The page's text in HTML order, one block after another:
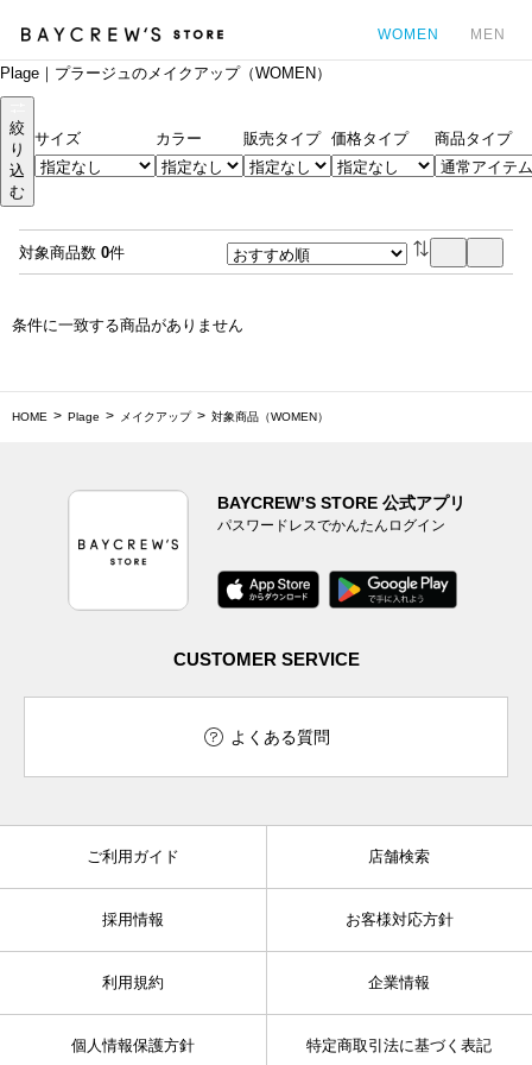
WOMEN MEN
Plage｜プラージュのメイクアップ（WOMEN）
絞
り
込
む
サイズ カラー 販売タイプ 価格タイプ 商品タイプ
対象商品数 0件
条件に一致する商品がありません
HOME Plage メイクアップ 対象商品（WOMEN）
BAYCREW’S STORE 公式アプリ
パスワードレスでかんたんログイン
CUSTOMER SERVICE
よくある質問
ご利用ガイド 店舗検索
採用情報 お客様対応方針
利用規約 企業情報
個人情報保護方針 特定商取引法に基づく表記